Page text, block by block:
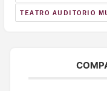
TEATRO AUDITORIO